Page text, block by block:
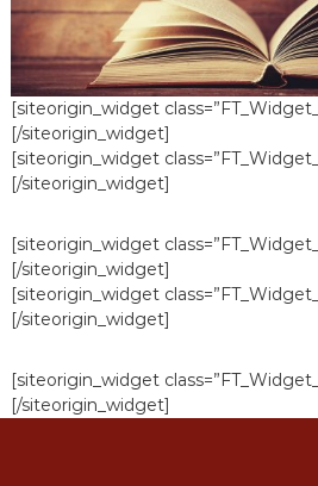
[siteorigin_widget
[/siteorigin_widget]
[siteorigin_widget
[/siteorigin_widget]
[siteorigin_widget
[/siteorigin_widget]
[siteorigin_widget
[/siteorigin_widget]
[siteorigin_widget
[/siteorigin_widget]